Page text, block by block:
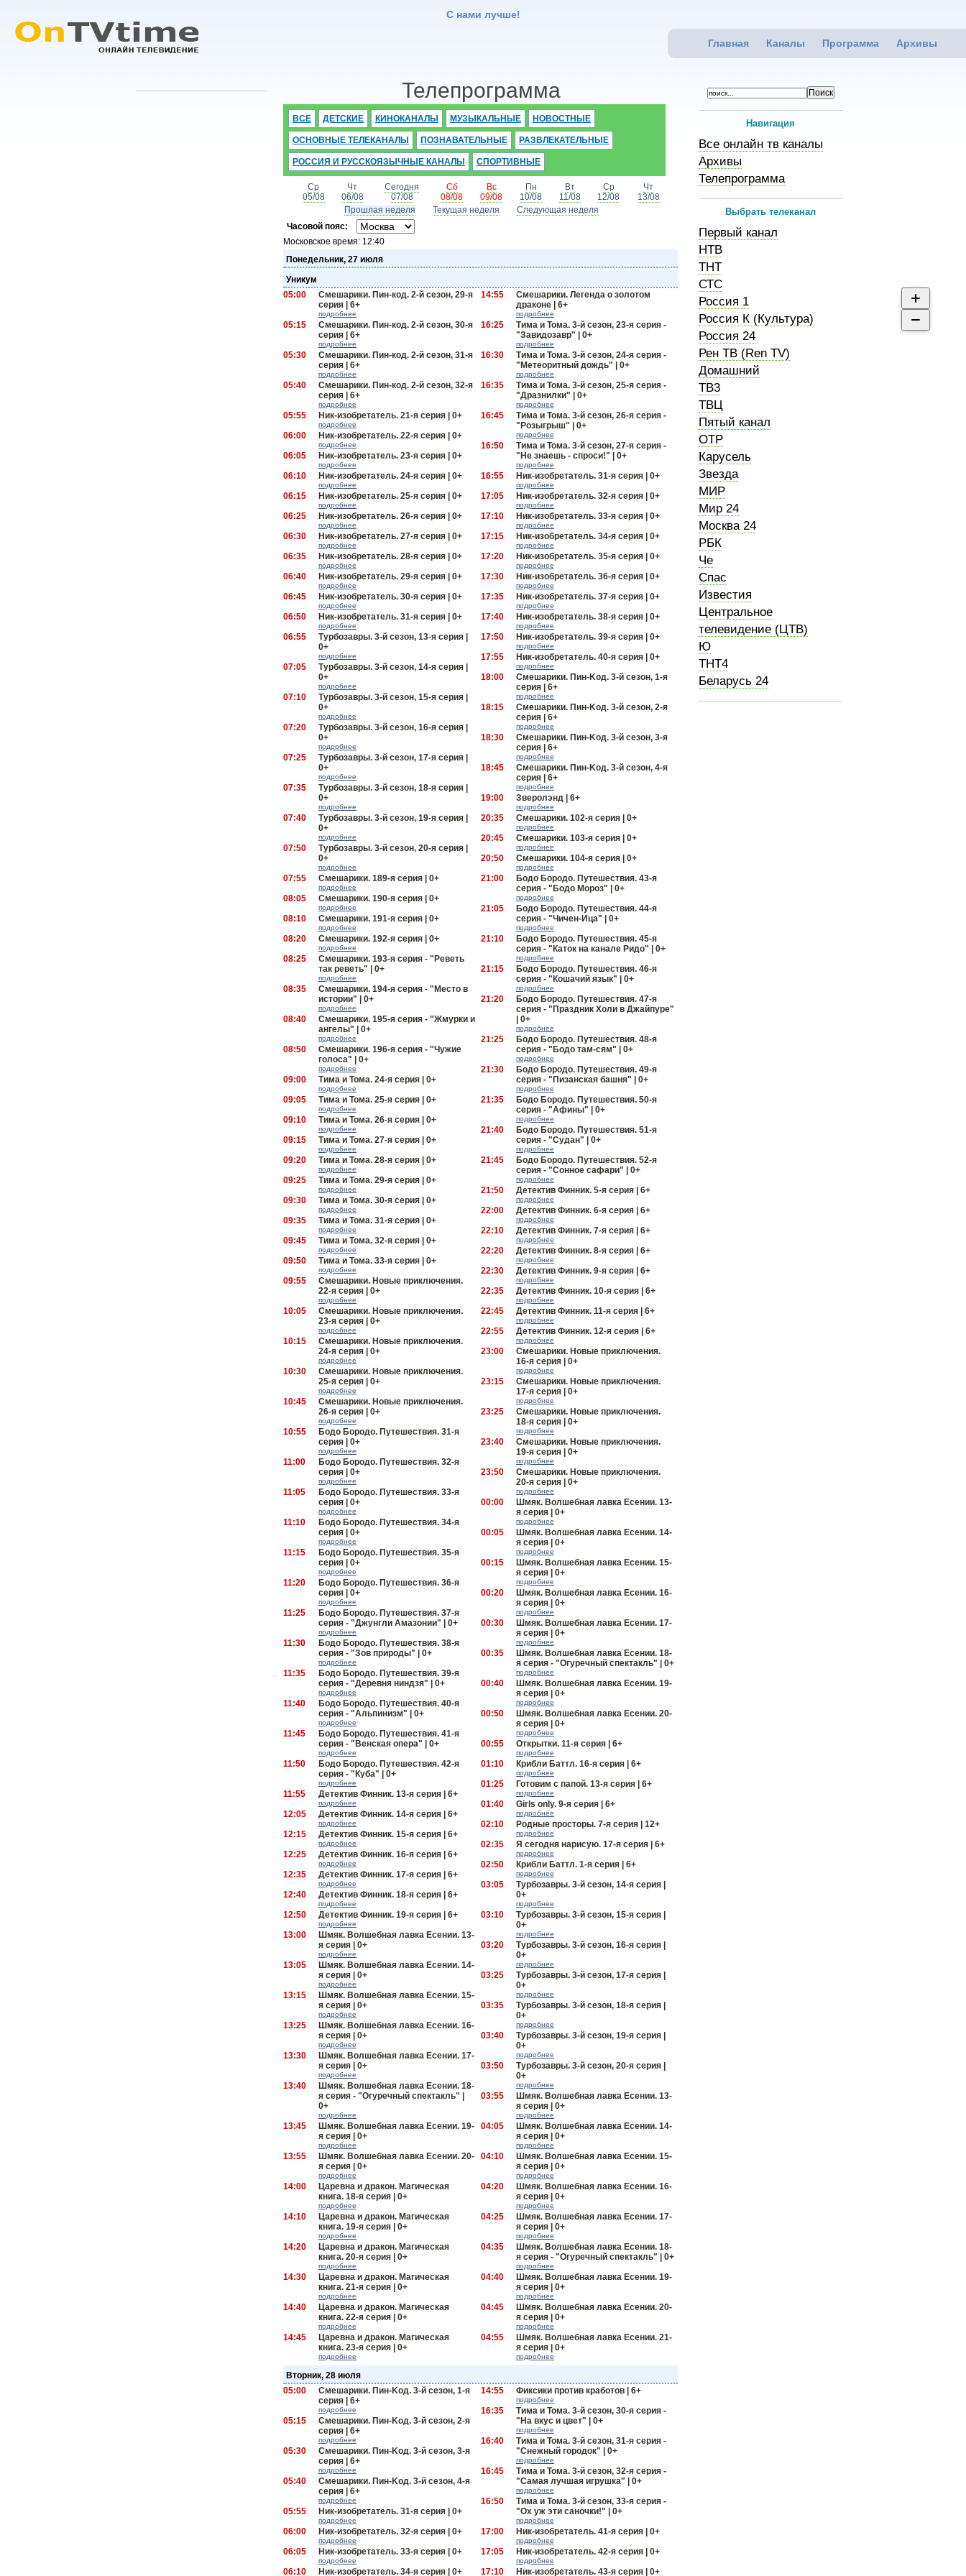
С нами лучше!
Главная Каналы Программа Архивы
Телепрограмма
ВСЕ ДЕТСКИЕ КИНОКАНАЛЫ МУЗЫКАЛЬНЫЕ НОВОСТНЫЕ
ОСНОВНЫЕ ТЕЛЕКАНАЛЫ ПОЗНАВАТЕЛЬНЫЕ РАЗВЛЕКАТЕЛЬНЫЕ
РОССИЯ И РУССКОЯЗЫЧНЫЕ КАНАЛЫ СПОРТИВНЫЕ
Ср
05/08
Чт
06/08
Сегодня
07/08
Сб
08/08
Вс
09/08
Пн
10/08
Вт
11/08
Ср
12/08
Чт
13/08
Прошлая неделя
Текущая неделя
Следующая неделя
Часовой пояс:
Московское время: 12:40
Понедельник, 27 июля
Уникум
05:00
Смешарики. Пин-код. 2-й сезон, 29-я
серия | 6+
подробнее
05:15
Смешарики. Пин-код. 2-й сезон, 30-я
серия | 6+
подробнее
05:30
Смешарики. Пин-код. 2-й сезон, 31-я
серия | 6+
подробнее
05:40
Смешарики. Пин-код. 2-й сезон, 32-я
серия | 6+
подробнее
05:55 Ник-изобретатель. 21-я серия | 0+
подробнее
06:00 Ник-изобретатель. 22-я серия | 0+
подробнее
06:05 Ник-изобретатель. 23-я серия | 0+
подробнее
06:10 Ник-изобретатель. 24-я серия | 0+
подробнее
06:15 Ник-изобретатель. 25-я серия | 0+
подробнее
06:25 Ник-изобретатель. 26-я серия | 0+
подробнее
06:30 Ник-изобретатель. 27-я серия | 0+
подробнее
06:35 Ник-изобретатель. 28-я серия | 0+
подробнее
06:40 Ник-изобретатель. 29-я серия | 0+
подробнее
06:45 Ник-изобретатель. 30-я серия | 0+
подробнее
06:50 Ник-изобретатель. 31-я серия | 0+
подробнее
06:55
Турбoзавры. 3-й сезон, 13-я серия |
0+
подробнее
07:05
Турбoзавры. 3-й сезон, 14-я серия |
0+
подробнее
07:10
Турбoзавры. 3-й сезон, 15-я серия |
0+
подробнее
07:20
Турбoзавры. 3-й сезон, 16-я серия |
0+
подробнее
07:25
Турбoзавры. 3-й сезон, 17-я серия |
0+
подробнее
07:35
Турбoзавры. 3-й сезон, 18-я серия |
0+
подробнее
07:40
Турбoзавры. 3-й сезон, 19-я серия |
0+
подробнее
07:50
Турбoзавры. 3-й сезон, 20-я серия |
0+
подробнее
07:55 Смешарики. 189-я серия | 0+
подробнее
08:05 Смешарики. 190-я серия | 0+
подробнее
08:10 Смешарики. 191-я серия | 0+
подробнее
08:20 Смешарики. 192-я серия | 0+
подробнее
08:25
Смешарики. 193-я серия - "Реветь
так реветь" | 0+
подробнее
08:35
Смешарики. 194-я серия - "Место в
истории" | 0+
подробнее
08:40
Смешарики. 195-я серия - "Жмурки и
ангелы" | 0+
подробнее
08:50
Смешарики. 196-я серия - "Чужие
голоса" | 0+
подробнее
09:00 Тима и Тома. 24-я серия | 0+
подробнее
09:05 Тима и Тома. 25-я серия | 0+
подробнее
09:10 Тима и Тома. 26-я серия | 0+
подробнее
09:15 Тима и Тома. 27-я серия | 0+
подробнее
09:20 Тима и Тома. 28-я серия | 0+
подробнее
09:25 Тима и Тома. 29-я серия | 0+
подробнее
09:30 Тима и Тома. 30-я серия | 0+
подробнее
09:35 Тима и Тома. 31-я серия | 0+
подробнее
09:45 Тима и Тома. 32-я серия | 0+
подробнее
09:50 Тима и Тома. 33-я серия | 0+
подробнее
09:55
Смешарики. Новые приключения.
22-я серия | 0+
подробнее
10:05
Смешарики. Новые приключения.
23-я серия | 0+
подробнее
10:15
Смешарики. Новые приключения.
24-я серия | 0+
подробнее
10:30
Смешарики. Новые приключения.
25-я серия | 0+
подробнее
10:45
Смешарики. Новые приключения.
26-я серия | 0+
подробнее
10:55
Бодо Бородо. Путешествия. 31-я
серия | 0+
подробнее
11:00
Бодо Бородо. Путешествия. 32-я
серия | 0+
подробнее
11:05
Бодо Бородо. Путешествия. 33-я
серия | 0+
подробнее
11:10
Бодо Бородо. Путешествия. 34-я
серия | 0+
подробнее
11:15
Бодо Бородо. Путешествия. 35-я
серия | 0+
подробнее
11:20
Бодо Бородо. Путешествия. 36-я
серия | 0+
подробнее
11:25
Бодо Бородо. Путешествия. 37-я
серия - "Джунгли Амазонии" | 0+
подробнее
11:30
Бодо Бородо. Путешествия. 38-я
серия - "Зов природы" | 0+
подробнее
11:35
Бодо Бородо. Путешествия. 39-я
серия - "Деревня ниндзя" | 0+
подробнее
11:40
Бодо Бородо. Путешествия. 40-я
серия - "Альпинизм" | 0+
подробнее
11:45
Бодо Бородо. Путешествия. 41-я
серия - "Венская опера" | 0+
подробнее
11:50
Бодо Бородо. Путешествия. 42-я
серия - "Куба" | 0+
подробнее
11:55 Детектив Финник. 13-я серия | 6+
подробнее
12:05 Детектив Финник. 14-я серия | 6+
подробнее
12:15 Детектив Финник. 15-я серия | 6+
подробнее
12:25 Детектив Финник. 16-я серия | 6+
подробнее
12:35 Детектив Финник. 17-я серия | 6+
подробнее
12:40 Детектив Финник. 18-я серия | 6+
подробнее
12:50 Детектив Финник. 19-я серия | 6+
подробнее
13:00
Шмяк. Волшебная лавка Есении. 13-
я серия | 0+
подробнее
13:05
Шмяк. Волшебная лавка Есении. 14-
я серия | 0+
подробнее
13:15
Шмяк. Волшебная лавка Есении. 15-
я серия | 0+
подробнее
13:25
Шмяк. Волшебная лавка Есении. 16-
я серия | 0+
подробнее
13:30
Шмяк. Волшебная лавка Есении. 17-
я серия | 0+
подробнее
13:40
Шмяк. Волшебная лавка Есении. 18-
я серия - "Огуречный спектакль" |
0+
подробнее
13:45
Шмяк. Волшебная лавка Есении. 19-
я серия | 0+
подробнее
13:55
Шмяк. Волшебная лавка Есении. 20-
я серия | 0+
подробнее
14:00
Царевна и дракон. Магическая
книга. 18-я серия | 0+
подробнее
14:10
Царевна и дракон. Магическая
книга. 19-я серия | 0+
подробнее
14:20
Царевна и дракон. Магическая
книга. 20-я серия | 0+
подробнее
14:30
Царевна и дракон. Магическая
книга. 21-я серия | 0+
подробнее
14:40
Царевна и дракон. Магическая
книга. 22-я серия | 0+
подробнее
14:45
Царевна и дракон. Магическая
книга. 23-я серия | 0+
подробнее
14:55
Смешарики. Легенда о золотом
драконе | 6+
подробнее
16:25
Тима и Тома. 3-й сезон, 23-я серия -
"Завидозавр" | 0+
подробнее
16:30
Тима и Тома. 3-й сезон, 24-я серия -
"Метеоритный дождь" | 0+
подробнее
16:35
Тима и Тома. 3-й сезон, 25-я серия -
"Дразнилки" | 0+
подробнее
16:45
Тима и Тома. 3-й сезон, 26-я серия -
"Розыгрыш" | 0+
подробнее
16:50
Тима и Тома. 3-й сезон, 27-я серия -
"Не знаешь - спроси!" | 0+
подробнее
16:55 Ник-изобретатель. 31-я серия | 0+
подробнее
17:05 Ник-изобретатель. 32-я серия | 0+
подробнее
17:10 Ник-изобретатель. 33-я серия | 0+
подробнее
17:15 Ник-изобретатель. 34-я серия | 0+
подробнее
17:20 Ник-изобретатель. 35-я серия | 0+
подробнее
17:30 Ник-изобретатель. 36-я серия | 0+
подробнее
17:35 Ник-изобретатель. 37-я серия | 0+
подробнее
17:40 Ник-изобретатель. 38-я серия | 0+
подробнее
17:50 Ник-изобретатель. 39-я серия | 0+
подробнее
17:55 Ник-изобретатель. 40-я серия | 0+
подробнее
18:00
Смешарики. Пин-Kод. 3-й сезон, 1-я
серия | 6+
подробнее
18:15
Смешарики. Пин-Kод. 3-й сезон, 2-я
серия | 6+
подробнее
18:30
Смешарики. Пин-Kод. 3-й сезон, 3-я
серия | 6+
подробнее
18:45
Смешарики. Пин-Kод. 3-й сезон, 4-я
серия | 6+
подробнее
19:00 Зверолэнд | 6+
подробнее
20:35 Смешарики. 102-я серия | 0+
подробнее
20:45 Смешарики. 103-я серия | 0+
подробнее
20:50 Смешарики. 104-я серия | 0+
подробнее
21:00
Бодо Бородо. Путешествия. 43-я
серия - "Бодо Мороз" | 0+
подробнее
21:05
Бодо Бородо. Путешествия. 44-я
серия - "Чичен-Ица" | 0+
подробнее
21:10
Бодо Бородо. Путешествия. 45-я
серия - "Каток на канале Ридо" | 0+
подробнее
21:15
Бодо Бородо. Путешествия. 46-я
серия - "Кошачий язык" | 0+
подробнее
21:20
Бодо Бородо. Путешествия. 47-я
серия - "Праздник Холи в Джайпуре"
| 0+
подробнее
21:25
Бодо Бородо. Путешествия. 48-я
серия - "Бодо там-сям" | 0+
подробнее
21:30
Бодо Бородо. Путешествия. 49-я
серия - "Пизанская башня" | 0+
подробнее
21:35
Бодо Бородо. Путешествия. 50-я
серия - "Афины" | 0+
подробнее
21:40
Бодо Бородо. Путешествия. 51-я
серия - "Судан" | 0+
подробнее
21:45
Бодо Бородо. Путешествия. 52-я
серия - "Сонное сафари" | 0+
подробнее
21:50 Детектив Финник. 5-я серия | 6+
подробнее
22:00 Детектив Финник. 6-я серия | 6+
подробнее
22:10 Детектив Финник. 7-я серия | 6+
подробнее
22:20 Детектив Финник. 8-я серия | 6+
подробнее
22:30 Детектив Финник. 9-я серия | 6+
подробнее
22:35 Детектив Финник. 10-я серия | 6+
подробнее
22:45 Детектив Финник. 11-я серия | 6+
подробнее
22:55 Детектив Финник. 12-я серия | 6+
подробнее
23:00
Смешарики. Новые приключения.
16-я серия | 0+
подробнее
23:15
Смешарики. Новые приключения.
17-я серия | 0+
подробнее
23:25
Смешарики. Новые приключения.
18-я серия | 0+
подробнее
23:40
Смешарики. Новые приключения.
19-я серия | 0+
подробнее
23:50
Смешарики. Новые приключения.
20-я серия | 0+
подробнее
00:00
Шмяк. Волшебная лавка Есении. 13-
я серия | 0+
подробнее
00:05
Шмяк. Волшебная лавка Есении. 14-
я серия | 0+
подробнее
00:15
Шмяк. Волшебная лавка Есении. 15-
я серия | 0+
подробнее
00:20
Шмяк. Волшебная лавка Есении. 16-
я серия | 0+
подробнее
00:30
Шмяк. Волшебная лавка Есении. 17-
я серия | 0+
подробнее
00:35
Шмяк. Волшебная лавка Есении. 18-
я серия - "Огуречный спектакль" | 0+
подробнее
00:40
Шмяк. Волшебная лавка Есении. 19-
я серия | 0+
подробнее
00:50
Шмяк. Волшебная лавка Есении. 20-
я серия | 0+
подробнее
00:55 Открытки. 11-я серия | 6+
подробнее
01:10 Крибли Баттл. 16-я серия | 6+
подробнее
01:25 Готовим с папой. 13-я серия | 6+
подробнее
01:40 Girls only. 9-я серия | 6+
подробнее
02:10 Родные просторы. 7-я серия | 12+
подробнее
02:35 Я сегодня нарисую. 17-я серия | 6+
подробнее
02:50 Крибли Баттл. 1-я серия | 6+
подробнее
03:05
Турбoзавры. 3-й сезон, 14-я серия |
0+
подробнее
03:10
Турбoзавры. 3-й сезон, 15-я серия |
0+
подробнее
03:20
Турбoзавры. 3-й сезон, 16-я серия |
0+
подробнее
03:25
Турбoзавры. 3-й сезон, 17-я серия |
0+
подробнее
03:35
Турбoзавры. 3-й сезон, 18-я серия |
0+
подробнее
03:40
Турбoзавры. 3-й сезон, 19-я серия |
0+
подробнее
03:50
Турбoзавры. 3-й сезон, 20-я серия |
0+
подробнее
03:55
Шмяк. Волшебная лавка Есении. 13-
я серия | 0+
подробнее
04:05
Шмяк. Волшебная лавка Есении. 14-
я серия | 0+
подробнее
04:10
Шмяк. Волшебная лавка Есении. 15-
я серия | 0+
подробнее
04:20
Шмяк. Волшебная лавка Есении. 16-
я серия | 0+
подробнее
04:25
Шмяк. Волшебная лавка Есении. 17-
я серия | 0+
подробнее
04:35
Шмяк. Волшебная лавка Есении. 18-
я серия - "Огуречный спектакль" | 0+
подробнее
04:40
Шмяк. Волшебная лавка Есении. 19-
я серия | 0+
подробнее
04:45
Шмяк. Волшебная лавка Есении. 20-
я серия | 0+
подробнее
04:55
Шмяк. Волшебная лавка Есении. 21-
я серия | 0+
подробнее
Вторник, 28 июля
05:00
Смешарики. Пин-Kод. 3-й сезон, 1-я
серия | 6+
подробнее
05:15
Смешарики. Пин-Kод. 3-й сезон, 2-я
серия | 6+
подробнее
05:30
Смешарики. Пин-Kод. 3-й сезон, 3-я
серия | 6+
подробнее
05:40
Смешарики. Пин-Kод. 3-й сезон, 4-я
серия | 6+
подробнее
05:55 Ник-изобретатель. 31-я серия | 0+
подробнее
06:00 Ник-изобретатель. 32-я серия | 0+
подробнее
06:05 Ник-изобретатель. 33-я серия | 0+
подробнее
06:10 Ник-изобретатель. 34-я серия | 0+
14:55 Фиксики против кработов | 6+
подробнее
16:35
Тима и Тома. 3-й сезон, 30-я серия -
"На вкус и цвет" | 0+
подробнее
16:40
Тима и Тома. 3-й сезон, 31-я серия -
"Снежный городок" | 0+
подробнее
16:45
Тима и Тома. 3-й сезон, 32-я серия -
"Самая лучшая игрушка" | 0+
подробнее
16:50
Тима и Тома. 3-й сезон, 33-я серия -
"Ох уж эти саночки!" | 0+
подробнее
17:00 Ник-изобретатель. 41-я серия | 0+
подробнее
17:05 Ник-изобретатель. 42-я серия | 0+
подробнее
17:10 Ник-изобретатель. 43-я серия | 0+
Навигация
Все онлайн тв каналы
Архивы
Телепрограмма
Выбрать телеканал
Первый канал
НТВ
ТНТ
СТС
Россия 1
Россия К (Культура)
Россия 24
Рен ТВ (Ren TV)
Домашний
ТВ3
ТВЦ
Пятый канал
ОТР
Карусель
Звезда
МИР
Мир 24
Москва 24
РБК
Че
Спас
Известия
Центральное
телевидение (ЦТВ)
Ю
ТНТ4
Беларусь 24